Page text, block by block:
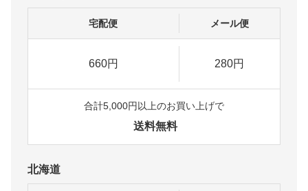
宅配便 メール便
660円 280円
合計5,000円以上のお買い上げで
送料無料
北海道